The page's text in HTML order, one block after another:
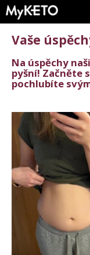
Přejít
na
obsah
Vaše
Na úspěchy
pyšní! Začněte
pochlubíte
ý
s
č
K
o
C
o
p
t
b
u
j